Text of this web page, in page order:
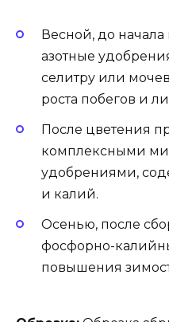
Весной, до начала
азотные
селитру или
роста побегов и
После цветения
комплексными
удобрениями,
и калий.
Осенью, после
фосфорно-
повышения